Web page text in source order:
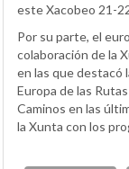
este Xacobeo 21-
Por su parte, el
colaboración de la
en las que destacó
Europa de las
Caminos en las
la Xunta con los